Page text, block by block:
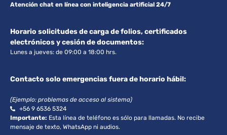
Atención chat en línea con inteligencia artificial 24/7
Horario solicitudes de carga de folios, certificados
electrónicos y cesión de documentos:
Lunes a jueves: de 09:00 a 18:00 hrs.
Contacto solo emergencias fuera de horario hábil:
(Ejemplo: problemas de acceso al sistema)
+56 9 6536 5324
Importante: Esta línea de teléfono es sólo para llamadas. No recibe
mensaje de texto, WhatsApp ni audios.